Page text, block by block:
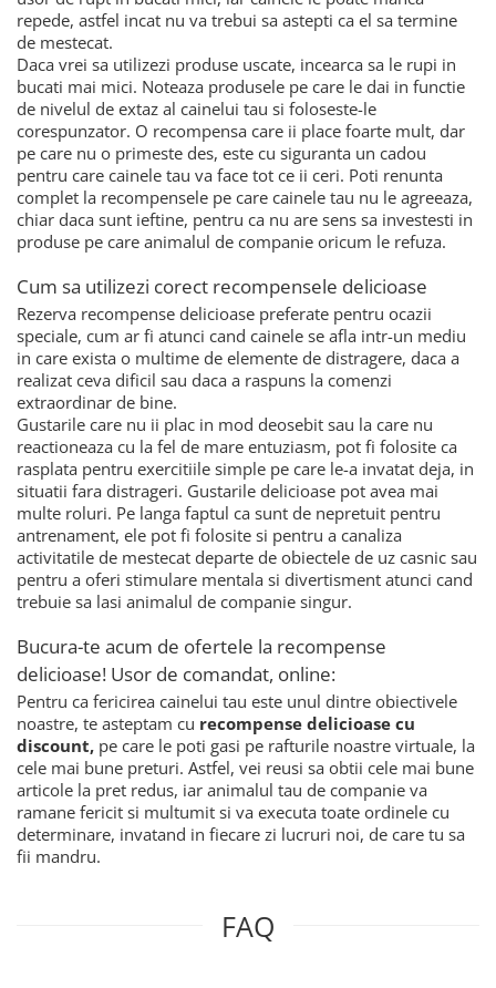
repede, astfel incat nu va trebui sa astepti ca el sa termine
de mestecat.
Daca vrei sa utilizezi produse uscate, incearca sa le rupi in
bucati mai mici. Noteaza produsele pe care le dai in functie
de nivelul de extaz al cainelui tau si foloseste-le
corespunzator. O recompensa care ii place foarte mult, dar
pe care nu o primeste des, este cu siguranta un cadou
pentru care cainele tau va face tot ce ii ceri. Poti renunta
complet la recompensele pe care cainele tau nu le agreeaza,
chiar daca sunt ieftine, pentru ca nu are sens sa investesti in
produse pe care animalul de companie oricum le refuza.
Cum sa utilizezi corect recompensele delicioase
Rezerva recompense delicioase preferate pentru ocazii
speciale, cum ar fi atunci cand cainele se afla intr-un mediu
in care exista o multime de elemente de distragere, daca a
realizat ceva dificil sau daca a raspuns la comenzi
extraordinar de bine.
Gustarile care nu ii plac in mod deosebit sau la care nu
reactioneaza cu la fel de mare entuziasm, pot fi folosite ca
rasplata pentru exercitiile simple pe care le-a invatat deja, in
situatii fara distrageri. Gustarile delicioase pot avea mai
multe roluri. Pe langa faptul ca sunt de nepretuit pentru
antrenament, ele pot fi folosite si pentru a canaliza
activitatile de mestecat departe de obiectele de uz casnic sau
pentru a oferi stimulare mentala si divertisment atunci cand
trebuie sa lasi animalul de companie singur.
Bucura-te acum de ofertele la recompense
delicioase! Usor de comandat, online:
Pentru ca fericirea cainelui tau este unul dintre obiectivele
noastre, te asteptam cu recompense delicioase cu
discount, pe care le poti gasi pe rafturile noastre virtuale, la
cele mai bune preturi. Astfel, vei reusi sa obtii cele mai bune
articole la pret redus, iar animalul tau de companie va
ramane fericit si multumit si va executa toate ordinele cu
determinare, invatand in fiecare zi lucruri noi, de care tu sa
fii mandru.
FAQ